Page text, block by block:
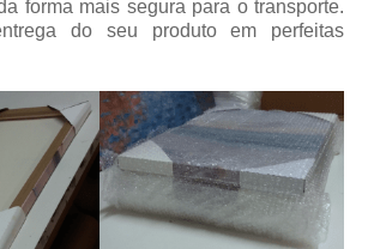
forma mais segura para o transporte.
do seu produto em perfeitas